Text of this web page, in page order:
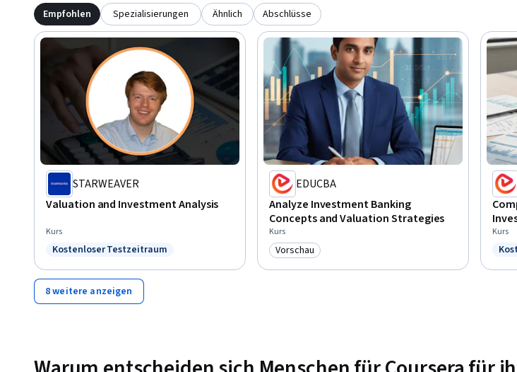
Empfohlen Spezialisierungen Ähnlich Abschlüsse
STARWEAVER
Valuation and Investment Analysis
Kurs
Status: Kostenloser Testzeitraum
Kostenloser Testzeitraum
EDUCBA
Analyze Investment Banking
Concepts and Valuation Strategies
Kurs
Kategorie: Vorschau
Vorschau
Kurs
8 weitere anzeigen